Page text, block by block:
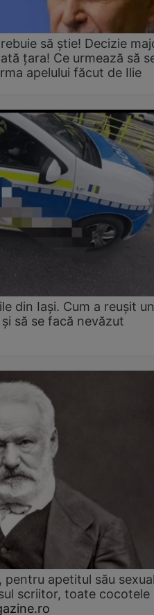
să știe! Decizie
țara! Ce urmează să
apelului făcut de Ilie
din Iași. Cum a reușit un
să se facă nevăzut
apetitul său
scriitor, toate cocotele